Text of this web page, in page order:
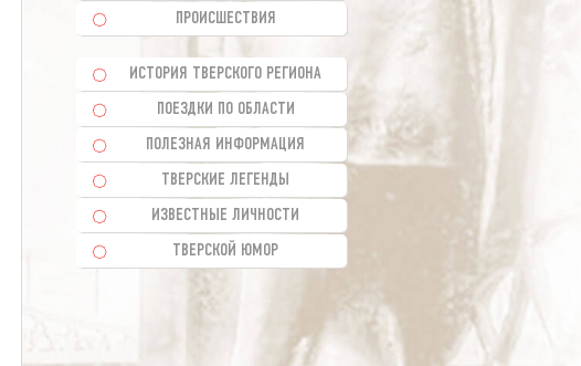
ПРОИСШЕСТВИЯ
ИСТОРИЯ ТВЕРСКОГО РЕГИОНА
ПОЕЗДКИ ПО ОБЛАСТИ
ПОЛЕЗНАЯ ИНФОРМАЦИЯ
ТВЕРСКИЕ ЛЕГЕНДЫ
ИЗВЕСТНЫЕ ЛИЧНОСТИ
ТВЕРСКОЙ ЮМОР